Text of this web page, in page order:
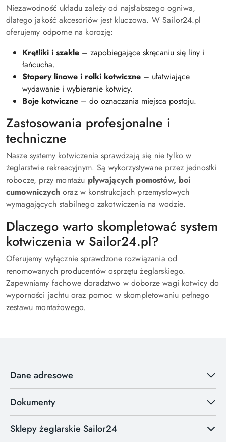
Niezawodność układu zależy od najsłabszego ogniwa,
dlatego jakość akcesoriów jest kluczowa. W Sailor24.pl
oferujemy odporne na korozję:
Krętliki i szakle – zapobiegające skręcaniu się liny i
łańcucha.
Stopery linowe i rolki kotwiczne – ułatwiające
wydawanie i wybieranie kotwicy.
Boje kotwiczne – do oznaczania miejsca postoju.
Zastosowania profesjonalne i
techniczne
Nasze systemy kotwiczenia sprawdzają się nie tylko w
żeglarstwie rekreacyjnym. Są wykorzystywane przez jednostki
robocze, przy montażu pływających pomostów, boi
cumowniczychoraz w konstrukcjach przemysłowych
wymagających stabilnego zakotwiczenia na wodzie.
Dlaczego warto skompletować system
kotwiczenia w Sailor24.pl?
Oferujemy wyłącznie sprawdzone rozwiązania od
renomowanych producentów osprzętu żeglarskiego.
Zapewniamy fachowe doradztwo w doborze wagi kotwicy do
wyporności jachtu oraz pomoc w skompletowaniu pełnego
zestawu montażowego.
Dane adresowe
Dokumenty
Sklepy żeglarskie Sailor24